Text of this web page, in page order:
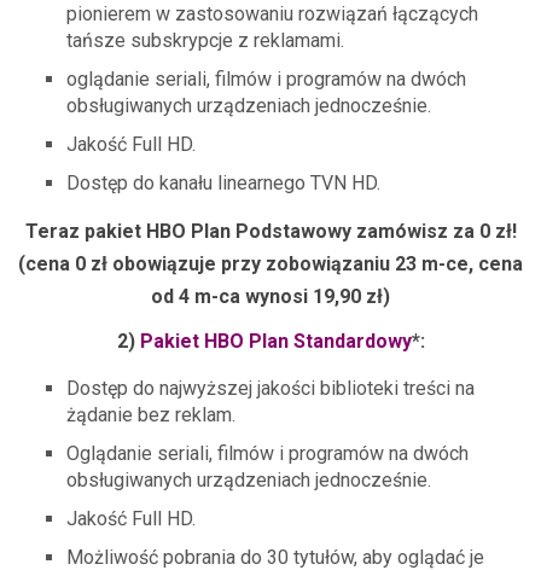
pionierem w zastosowaniu rozwiązań łączących
tańsze subskrypcje z reklamami.
oglądanie seriali, filmów i programów na dwóch
obsługiwanych urządzeniach jednocześnie.
Jakość Full HD.
Dostęp do kanału linearnego TVN HD.
Teraz pakiet HBO Plan Podstawowy zamówisz za 0 zł!
(cena 0 zł obowiązuje przy zobowiązaniu 23 m-ce, cena
od 4 m-ca wynosi 19,90 zł)
2) Pakiet HBO Plan Standardowy*:
Dostęp do najwyższej jakości biblioteki treści na
żądanie bez reklam.
Oglądanie seriali, filmów i programów na dwóch
obsługiwanych urządzeniach jednocześnie.
Jakość Full HD.
Możliwość pobrania do 30 tytułów, aby oglądać je